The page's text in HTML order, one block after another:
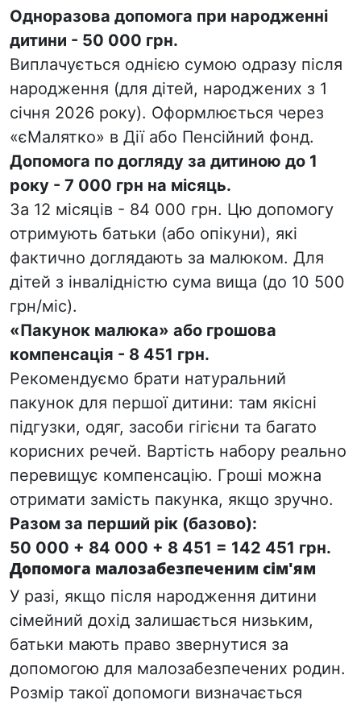
Одноразова допомога при народженні
дитини - 50 000 грн.
Виплачується однією сумою одразу після
народження (для дітей, народжених з 1
січня 2026 року). Оформлюється через
«єМалятко» в Дії або Пенсійний фонд.
Допомога по догляду за дитиною до 1
року - 7 000 грн на місяць.
За 12 місяців - 84 000 грн. Цю допомогу
отримують батьки (або опікуни), які
фактично доглядають за малюком. Для
дітей з інвалідністю сума вища (до 10 500
грн/міс).
«Пакунок малюка» або грошова
компенсація - 8 451 грн.
Рекомендуємо брати натуральний
пакунок для першої дитини: там якісні
підгузки, одяг, засоби гігієни та багато
корисних речей. Вартість набору реально
перевищує компенсацію. Гроші можна
отримати замість пакунка, якщо зручно.
Разом за перший рік (базово):
50 000 + 84 000 + 8 451 = 142 451 грн.
Допомога малозабезпеченим сім'ям
У разі, якщо після народження дитини
сімейний дохід залишається низьким,
батьки мають право звернутися за
допомогою для малозабезпечених родин.
Розмір такої допомоги визначається